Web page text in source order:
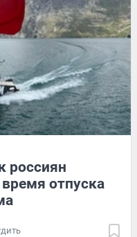
россиян
отпуска